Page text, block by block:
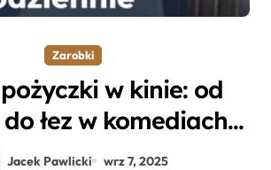
Zarobki
w kinie: od
łez w komediach i
dramatach
Jacek Pawlicki wrz 7, 2025